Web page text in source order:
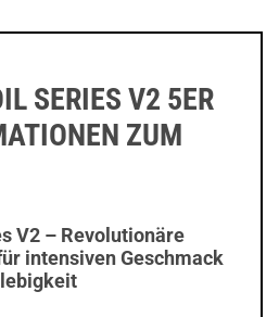
SERIES V2 5ER
ZUM
V2 – Revolutionäre
intensiven Geschmack